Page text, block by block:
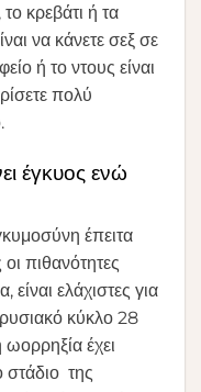
κρεβάτι ή τα
να κάνετε σεξ σε
ή το ντους είναι
πολύ
έγκυος ενώ
έπειτα
πιθανότητες
είναι ελάχιστες για
κύκλο 28
έχει
της